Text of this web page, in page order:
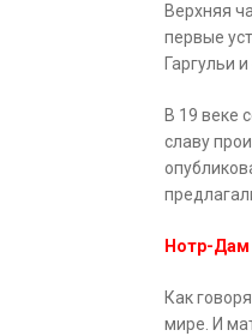
Верхняя
первые
Гаргульи
В 19 веке
славу
Нотр-Дам
Как
мире. И